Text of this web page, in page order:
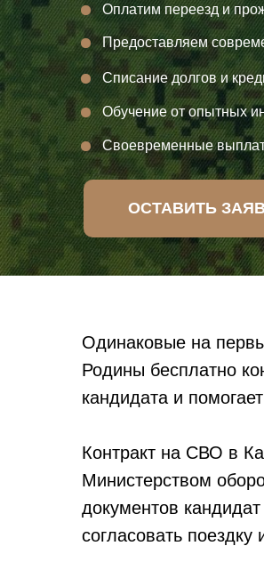
ОСТАВИТЬ
Оплатим переезд и
Предоставляем
Списание долгов и
Обучение от опытных
Своевременные
Одинаковые на
Родины бесплатно
кандидата и
Контракт на СВО в
Министерством
документов
согласовать